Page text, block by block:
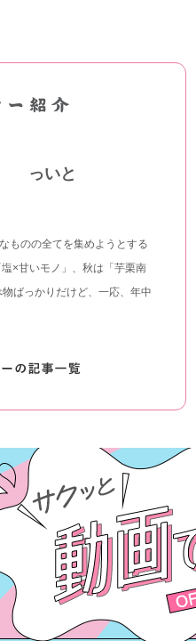
っいと
ものの全てを集めようとする
×甘いモノ」、秋は「芋栗南
ばっかりだけど、一応、年中